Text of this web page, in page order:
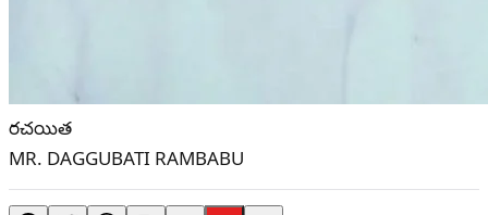
రచయిత
MR. DAGGUBATI RAMBABU